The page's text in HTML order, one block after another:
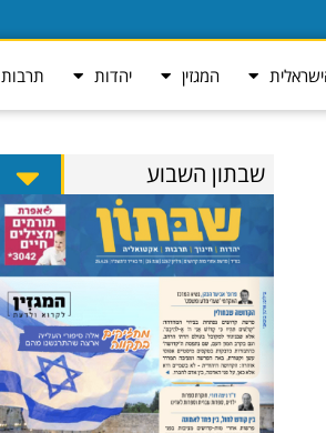
המגזין יהדות תרבות
שבתון השבוע